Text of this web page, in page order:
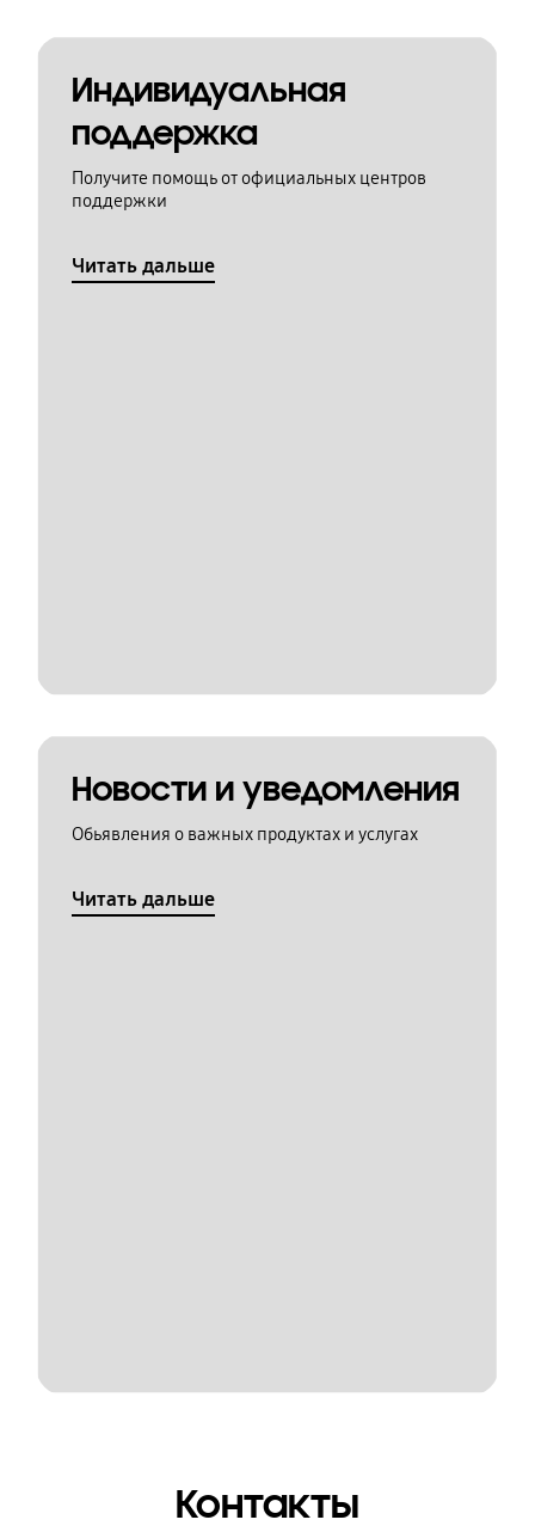
Индивидуальная
поддержка
Получите помощь от официальных центров
поддержки
Читать дальше
Новости и уведомления
Обьявления о важных продуктах и услугах
Читать дальше
Контакты